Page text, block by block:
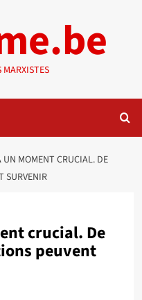
UN MOMENT CRUCIAL. DE
SURVENIR
crucial. De
peuvent